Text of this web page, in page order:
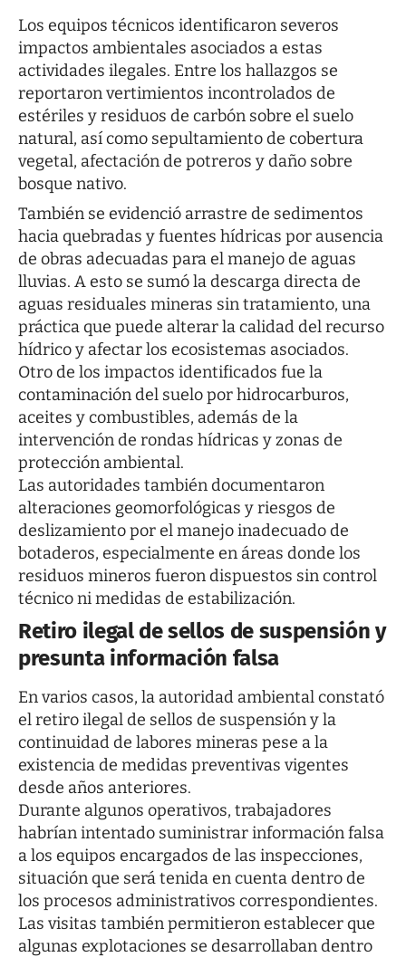
Los equipos técnicos identificaron severos
impactos ambientales asociados a estas
actividades ilegales. Entre los hallazgos se
reportaron vertimientos incontrolados de
estériles y residuos de carbón sobre el suelo
natural, así como sepultamiento de cobertura
vegetal, afectación de potreros y daño sobre
bosque nativo.
También se evidenció arrastre de sedimentos
hacia quebradas y fuentes hídricas por ausencia
de obras adecuadas para el manejo de aguas
lluvias. A esto se sumó la descarga directa de
aguas residuales mineras sin tratamiento, una
práctica que puede alterar la calidad del recurso
hídrico y afectar los ecosistemas asociados.
Otro de los impactos identificados fue la
contaminación del suelo por hidrocarburos,
aceites y combustibles, además de la
intervención de rondas hídricas y zonas de
protección ambiental.
Las autoridades también documentaron
alteraciones geomorfológicas y riesgos de
deslizamiento por el manejo inadecuado de
botaderos, especialmente en áreas donde los
residuos mineros fueron dispuestos sin control
técnico ni medidas de estabilización.
Retiro ilegal de sellos de suspensión y
presunta información falsa
En varios casos, la autoridad ambiental constató
el retiro ilegal de sellos de suspensión y la
continuidad de labores mineras pese a la
existencia de medidas preventivas vigentes
desde años anteriores.
Durante algunos operativos, trabajadores
habrían intentado suministrar información falsa
a los equipos encargados de las inspecciones,
situación que será tenida en cuenta dentro de
los procesos administrativos correspondientes.
Las visitas también permitieron establecer que
algunas explotaciones se desarrollaban dentro